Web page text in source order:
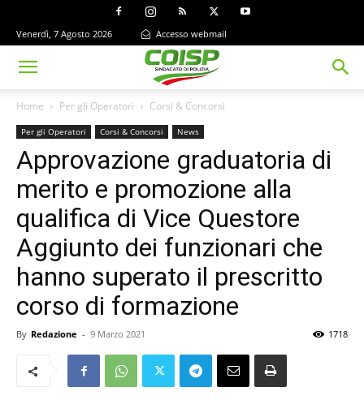
Venerdì, 7 Agosto 2026 Accesso webmail
Home Per gli Operatori Corsi & Concorsi
Per gli Operatori Corsi & Concorsi News
Approvazione graduatoria di
merito e promozione alla
qualifica di Vice Questore
Aggiunto dei funzionari che
hanno superato il prescritto
corso di formazione
By Redazione - 9 Marzo 2021 1718